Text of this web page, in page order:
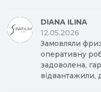
DIANA ILINA
12.05.2026
Замовляли
оперативну
задоволена,
відвантажили,